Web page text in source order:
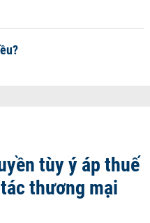
tùy ý áp thuế
thương mại